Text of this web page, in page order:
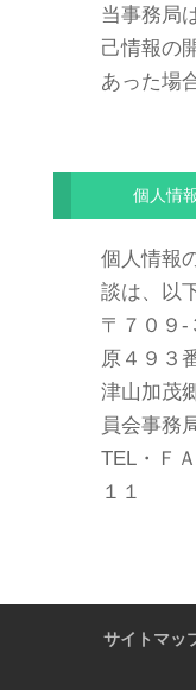
当事務局
己情報の
あった場
個人情
個人情報
談は、以
〒７０９-
原４９３
津山加茂
員会事務
TEL・Ｆ
１１
サイトマッ